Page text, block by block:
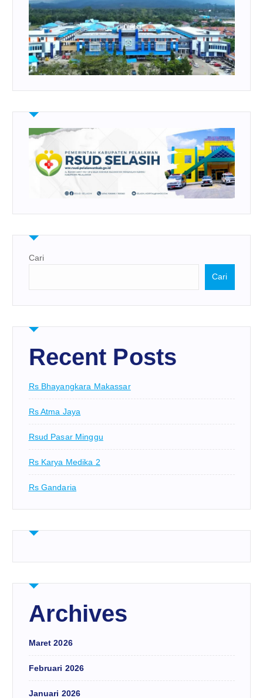
Cari
Cari
Recent Posts
Rs Bhayangkara Makassar
Rs Atma Jaya
Rsud Pasar Minggu
Rs Karya Medika 2
Rs Gandaria
Archives
Maret 2026
Februari 2026
Januari 2026